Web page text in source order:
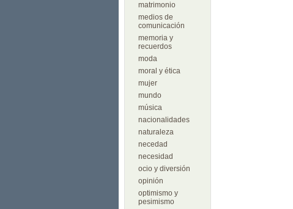
matrimonio
medios de
comunicación
memoria y
recuerdos
moda
moral y ética
mujer
mundo
música
nacionalidades
naturaleza
necedad
necesidad
ocio y diversión
opinión
optimismo y
pesimismo